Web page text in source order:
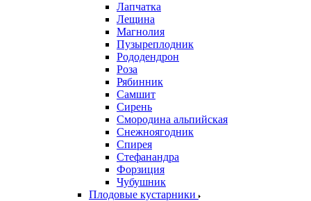
Лапчатка
Лещина
Магнолия
Пузыреплодник
Рододендрон
Роза
Рябинник
Самшит
Сирень
Смородина альпийская
Снежноягодник
Спирея
Стефанандра
Форзиция
Чубушник
Плодовые кустарники